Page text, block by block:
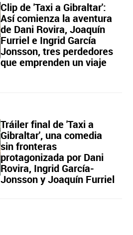
Clip de 'Taxi a Gibraltar':
Así comienza la aventura
de Dani Rovira, Joaquín
Furriel e Ingrid García
Jonsson, tres perdedores
que emprenden un viaje
Tráiler final de 'Taxi a
Gibraltar', una comedia
sin fronteras
protagonizada por Dani
Rovira, Ingrid García-
Jonsson y Joaquín Furriel